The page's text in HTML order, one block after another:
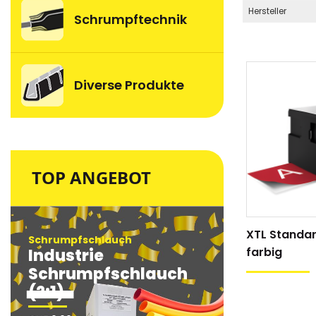
TOP ANGEBOT
Schrumpfschlauch
Industrie
Schrumpfschlauch
(2:1)
Industrie
Schrumpftechnik
Diverse Produkte
Hersteller
XTL
farbig